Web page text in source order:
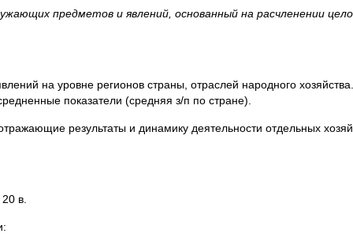
предметов и явлений, основанный на расчленении
на уровне регионов страны, отраслей народного
показатели (средняя з/п по стране).
результаты и динамику деятельности отдельных
в.